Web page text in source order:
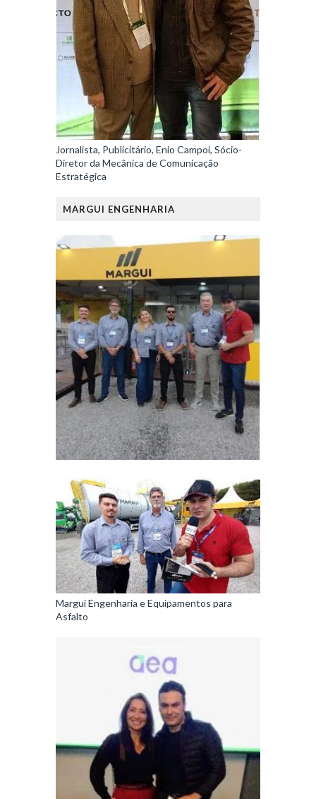
Jornalista, Publicitário, Enio Campoi, Sócio-
Diretor da Mecânica de Comunicação
Estratégica
MARGUI ENGENHARIA
Margui Engenharia e Equipamentos para
Asfalto